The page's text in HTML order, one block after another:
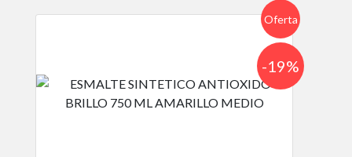
Oferta
-19%